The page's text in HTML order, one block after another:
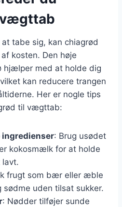
tabe sig, kan chiagrød
kosten. Den høje
hjælper med at holde dig
kan reducere trangen
Her er nogle tips
til vægttab:
: Brug usødet
kokosmælk for at holde
lavt.
frugt som bær eller æble
sødme uden tilsat sukker.
: Nødder tilføjer sunde